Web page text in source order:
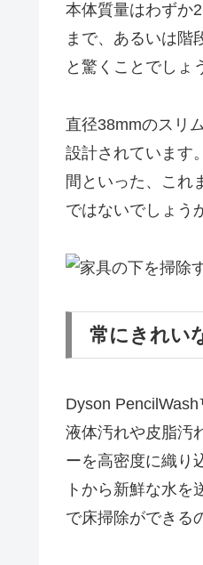
本体質量はわずか
まで、あるいは階
と驚くことでしょ
直径38mmのスリ
設計されています
間といった、これ
ではないでしょう
常にきれい
Dyson
液体汚れや皮脂汚
ーを高密度に織り
トから新鮮な水
で床掃除ができる